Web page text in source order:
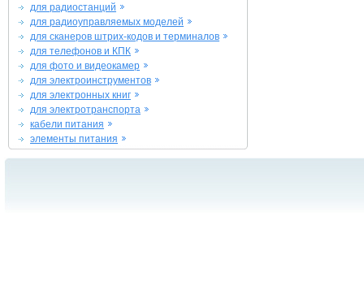
для радиостанций
для радиоуправляемых моделей
для сканеров штрих-кодов и терминалов
для телефонов и КПК
для фото и видеокамер
для электроинструментов
для электронных книг
для электротранспорта
кабели питания
элементы питания